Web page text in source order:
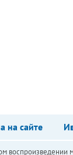
на сайте
воспроизведении